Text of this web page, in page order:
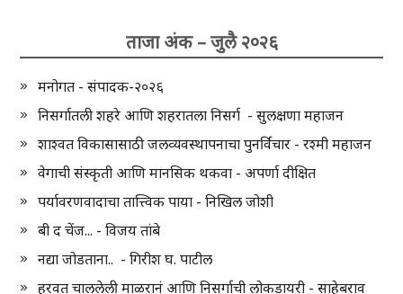
ताजा अंक – जुलै २०२६
मनोगत - संपादक-२०२६
निसर्गातली शहरे आणि शहरातला निसर्ग - सुलक्षणा महाजन
शाश्वत विकासासाठी जलव्यवस्थापनाचा पुनर्विचार - रश्मी महाजन
वेगाची संस्कृती आणि मानसिक थकवा - अपर्णा दीक्षित
पर्यावरणवादाचा तात्त्विक पाया - निखिल जोशी
बी द चेंज... - विजय तांबे
नद्या जोडताना.. - गिरीश घ. पाटील
हरवत चाललेली माळरानं आणि निसर्गाची लोकडायरी - साहेबराव